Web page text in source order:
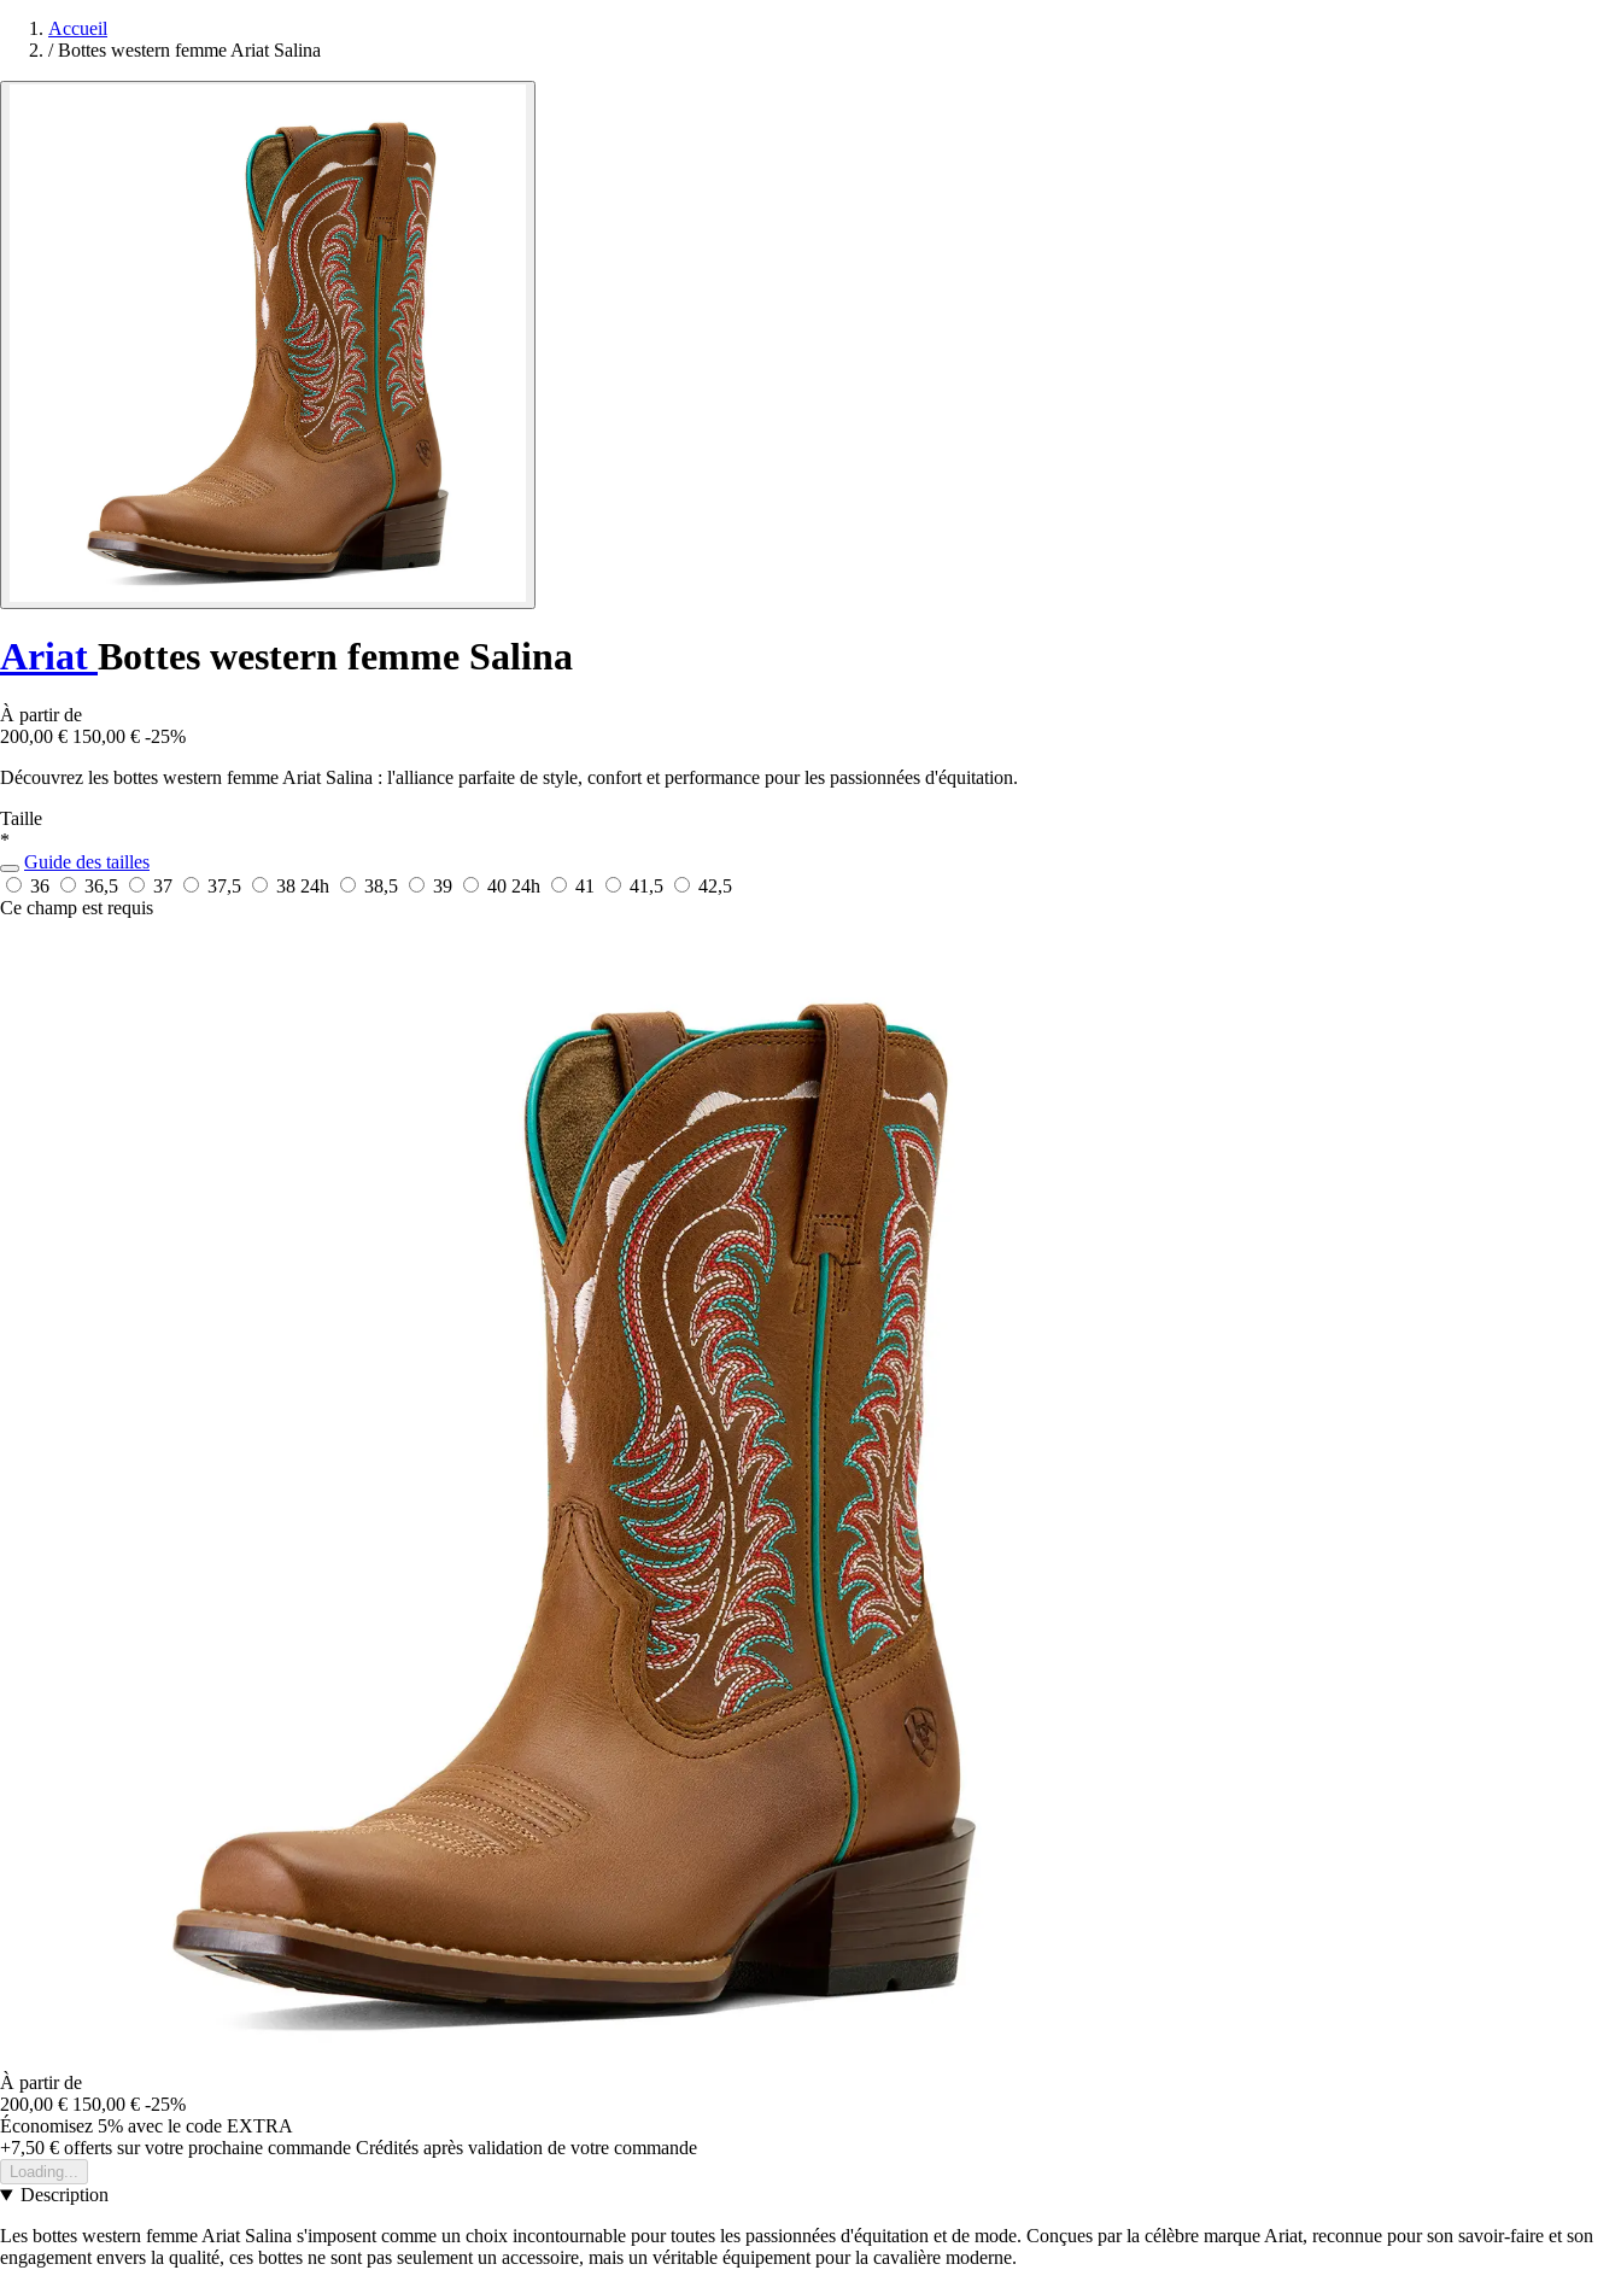
Accueil
/ Bottes western femme Ariat Salina
Ariat Bottes western femme Salina
À partir de
200,00 € 150,00 € -25%
Découvrez les bottes western femme Ariat Salina : l'alliance parfaite de style, confort et performance pour les passionnées d'équitation.
Taille
*
Guide des tailles
36
36,5 37 37,5 38 24h 38,5 39 40 24h 41 41,5
42,5
Ce champ est requis
À partir de
200,00 € 150,00 € -25%
Économisez 5% avec le code EXTRA
+7,50 € offerts sur votre prochaine commande Crédités après validation de votre commande
Loading...
Description
Les bottes western femme Ariat Salina s'imposent comme un choix incontournable pour toutes les passionnées d'équitation et de mode. Conçues par la célèbre marque Ariat, reconnue pour son savoir-faire et son
engagement envers la qualité, ces bottes ne sont pas seulement un accessoire, mais un véritable équipement pour la cavalière moderne.